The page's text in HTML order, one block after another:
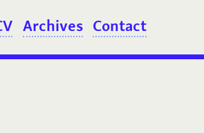
Archives Contact